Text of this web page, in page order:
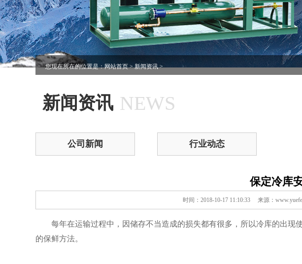
您现在所在的位置是：网站首页>新闻资讯>
新闻资讯 NEWS
公司新闻 行业动态
保定冷库
时间：2018-10-17 11:10:33 来源：
每年在运输过程中，因储存不当造成的损失都有很多，所以冷库的出现
的保鲜方法。